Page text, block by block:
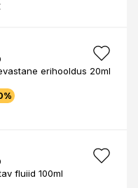
erihooldus 20ml
fluiid 100ml